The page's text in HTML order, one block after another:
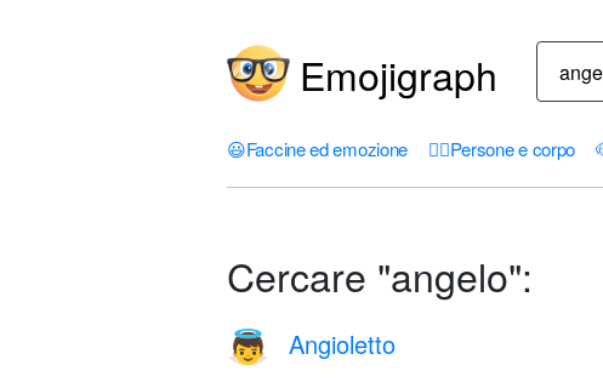
Emojigraph
😃Faccine ed emozione 🤦‍♀️Persone e corpo
Cercare "angelo":
👼 Angioletto